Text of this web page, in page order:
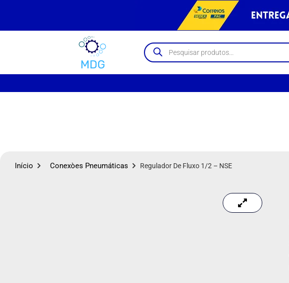
Início Conexòes Pneumáticas Regulador De Fluxo 1/2 – NSE